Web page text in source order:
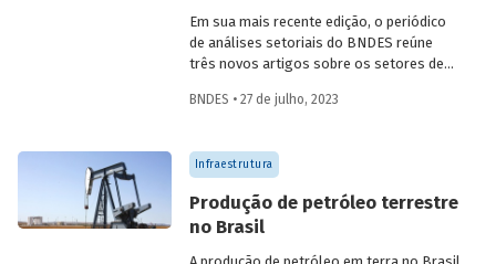
Em sua mais recente edição, o periódico
de análises setoriais do BNDES reúne
três novos artigos sobre os setores de
defesa. Saiba mais e acesse os estudos
BNDES • 27 de julho, 2023
Infraestrutura
Produção de petróleo terrestre
no Brasil